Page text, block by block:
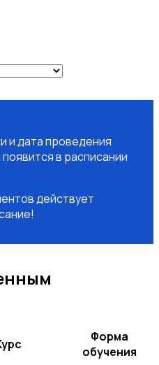
и дата проведения
в расписании
действует
Форма
обучения